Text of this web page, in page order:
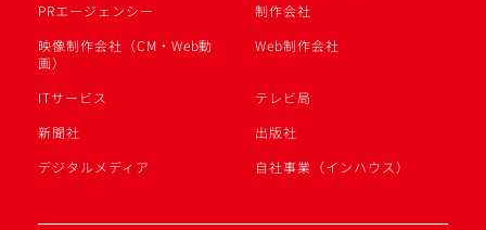
PRエージェンシー
制作会社
映像制作会社（CM・Web動
画）
Web制作会社
ITサービス
テレビ局
新聞社
出版社
デジタルメディア
自社事業（インハウス）